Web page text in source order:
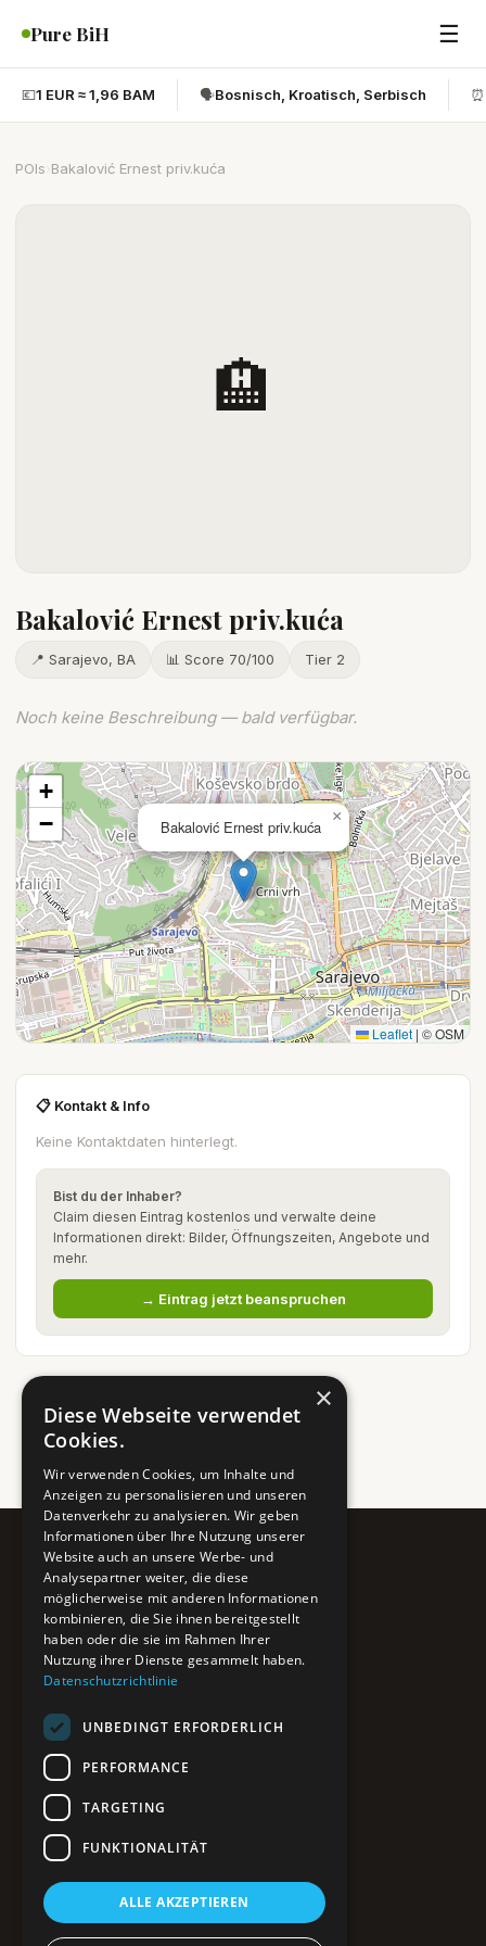
Pure BiH ☰
💶1 EUR ≈ 1,96 BAM 🗣️Bosnisch, Kroatisch, Serbisch ⏰
POIs Bakalović Ernest priv.kuća
🏨
Bakalović Ernest priv.kuća
📍 Sarajevo, BA 📊 Score 70/100 Tier 2
Noch keine Beschreibung — bald verfügbar.
Bakalović Ernest priv.kuća
×
+
−
Leaflet | © OSM
📋 Kontakt & Info
Keine Kontaktdaten hinterlegt.
Bist du der Inhaber?
Claim diesen Eintrag kostenlos und verwalte deine
Informationen direkt: Bilder, Öffnungszeiten, Angebote und
mehr.
→ Eintrag jetzt beanspruchen
Pure BiH
Authentisches Bosnien & Herzegowina
Ein Teil des BTP Reise-Netzwerks.
POIs entdecken
Interaktive Karte
Reiseblog
Reiseinfos & Tipps
Impressum
Datenschutz
×
Diese Webseite verwendet
Cookies.
Wir verwenden Cookies, um Inhalte und
Anzeigen zu personalisieren und unseren
Datenverkehr zu analysieren. Wir geben
Informationen über Ihre Nutzung unserer
Website auch an unsere Werbe- und
Analysepartner weiter, die diese
möglicherweise mit anderen Informationen
kombinieren, die Sie ihnen bereitgestellt
haben oder die sie im Rahmen Ihrer
Nutzung ihrer Dienste gesammelt haben.
Datenschutzrichtlinie
UNBEDINGT ERFORDERLICH
PERFORMANCE
TARGETING
FUNKTIONALITÄT
ALLE AKZEPTIEREN